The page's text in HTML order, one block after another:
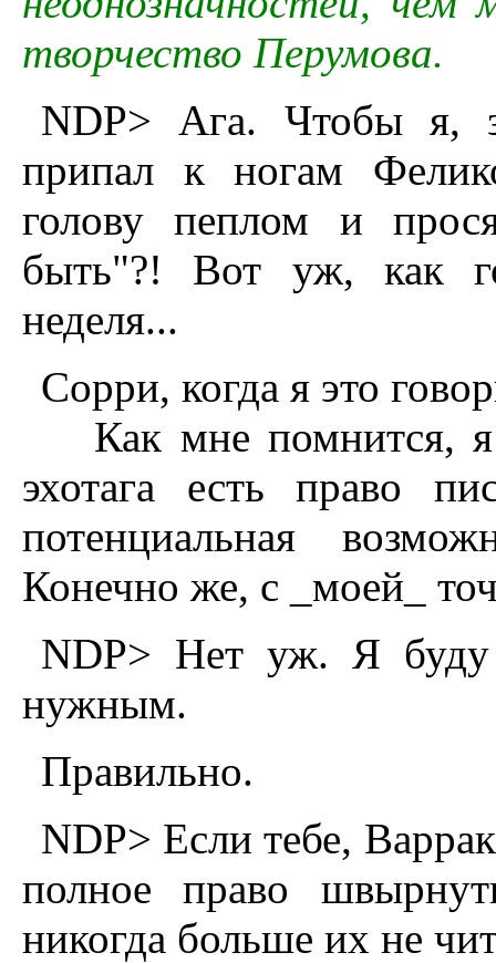
творчество Перумова.
NDP> Ага. Чтобы я,
припал к ногам
голову пеплом и
быть"?! Вот уж, как
неделя...
Сорри, когда я это
Как мне помнится, я
эхотага есть право
потенциальная
Конечно же, с _моей_
NDP> Hет уж. Я буду
нужным.
Правильно.
NDP> Если тебе,
полное право
никогда больше их не